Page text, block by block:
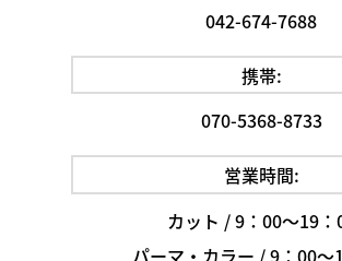
042-674-7688
携帯:
070-5368-8733
営業時間:
カット / 9：00～19：
パーマ・カラー / 9：00～